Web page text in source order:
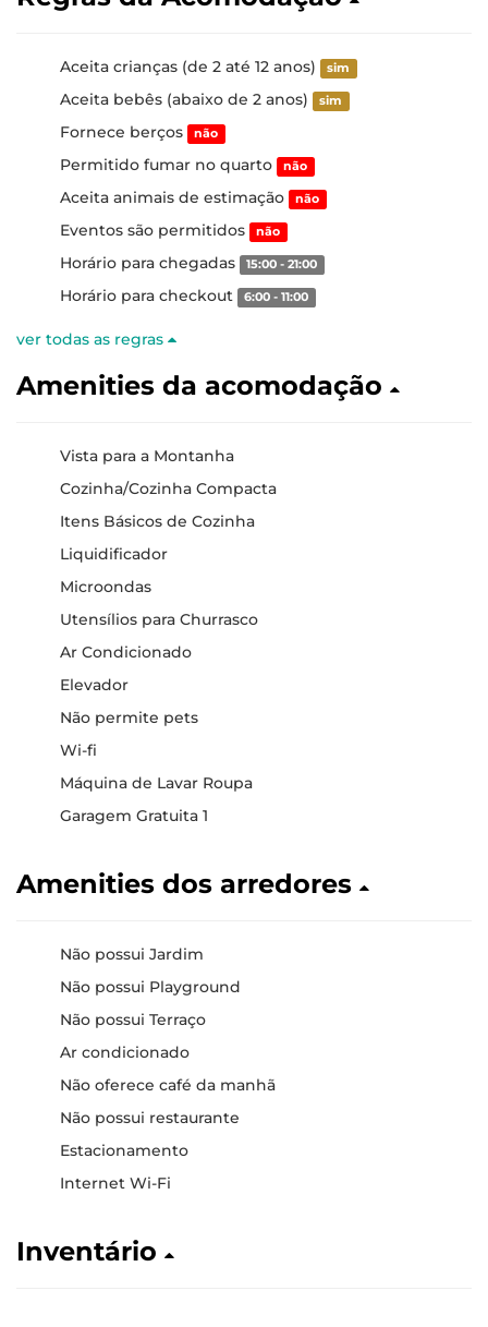
Aceita crianças (de 2 até 12 anos) sim
Aceita bebês (abaixo de 2 anos) sim
Fornece berços não
Permitido fumar no quarto não
Aceita animais de estimação não
Eventos são permitidos não
Horário para chegadas 15:00 - 21:00
Horário para checkout 6:00 - 11:00
ver todas as regras
Amenities da acomodação
Vista para a Montanha
Cozinha/Cozinha Compacta
Itens Básicos de Cozinha
Liquidificador
Microondas
Utensílios para Churrasco
Ar Condicionado
Elevador
Não permite pets
Wi-fi
Máquina de Lavar Roupa
Garagem Gratuita 1
Amenities dos arredores
Não possui Jardim
Não possui Playground
Não possui Terraço
Ar condicionado
Não oferece café da manhã
Não possui restaurante
Estacionamento
Internet Wi-Fi
Inventário